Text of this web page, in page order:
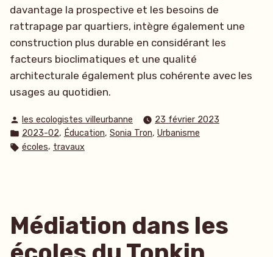
davantage la prospective et les besoins de
rattrapage par quartiers, intègre également une
construction plus durable en considérant les
facteurs bioclimatiques et une qualité
architecturale également plus cohérente avec les
usages au quotidien.
Publié
par
les ecologistes villeurbanne
23 février 2023
Publié
dans
2023-02, Éducation, Sonia Tron, Urbanisme
Étiquettes :
écoles, travaux
Médiation dans les